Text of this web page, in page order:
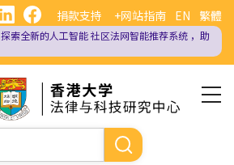
EN 繁體
捐款支持 +网站指南
探索全新的人工智能社区法网智能推荐系统 ，助